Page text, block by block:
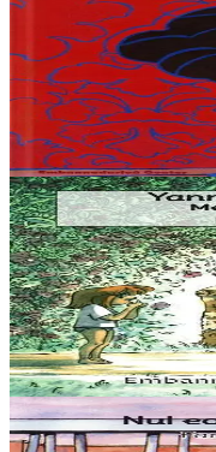
Comment je suis
C’est l’histoire d’une
toujours un super moment
casse et déchire...
En stock15,00 €
3 ans et plus
Goater
Yann boned ruz,
L’histoire (vraie…) d’un
du puits quand les
pour les jeunes...
En stock5,60 €
3 ans et plus
Goater